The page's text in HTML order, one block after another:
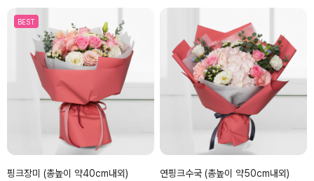
BEST
핑크장미 (총높이 약40cm내외) 연핑크수국 (총높이 약50cm내외)